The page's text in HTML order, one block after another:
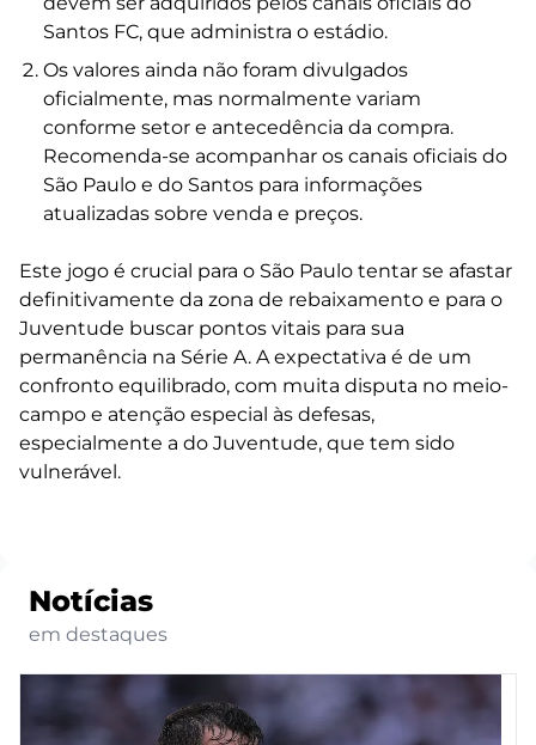
Santos FC, que administra o estádio.
Os valores ainda não foram divulgados
oficialmente, mas normalmente variam
conforme setor e antecedência da compra.
Recomenda-se acompanhar os canais oficiais do
São Paulo e do Santos para informações
atualizadas sobre venda e preços.
Este jogo é crucial para o São Paulo tentar se afastar
definitivamente da zona de rebaixamento e para o
Juventude buscar pontos vitais para sua
permanência na Série A. A expectativa é de um
confronto equilibrado, com muita disputa no meio-
campo e atenção especial às defesas,
especialmente a do Juventude, que tem sido
vulnerável.
Notícias
em destaques